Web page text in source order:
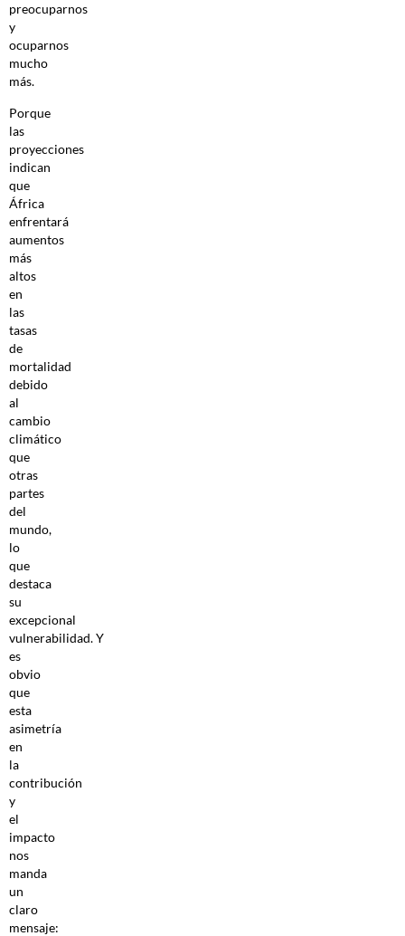
preocuparnos
y
ocuparnos
mucho
más.
Porque
las
proyecciones
indican
que
África
enfrentará
aumentos
más
altos
en
las
tasas
de
mortalidad
debido
al
cambio
climático
que
otras
partes
del
mundo,
lo
que
destaca
su
excepcional
vulnerabilidad. Y
es
obvio
que
esta
asimetría
en
la
contribución
y
el
impacto
nos
manda
un
claro
mensaje: